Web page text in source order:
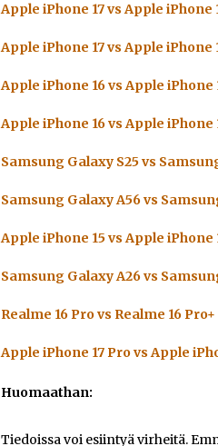
Apple iPhone 17 vs Apple iPhone
Apple iPhone 17 vs Apple iPhone
Apple iPhone 16 vs Apple iPhone
Apple iPhone 16 vs Apple iPhone
Samsung Galaxy S25 vs
Samsung Galaxy A56 vs
Apple iPhone 15 vs Apple iPhone
Samsung Galaxy A26 vs
Realme 16 Pro vs Realme 16 Pro+
Apple iPhone 17 Pro vs Apple
Huomaathan:
Tiedoissa voi esiintyä virheitä.